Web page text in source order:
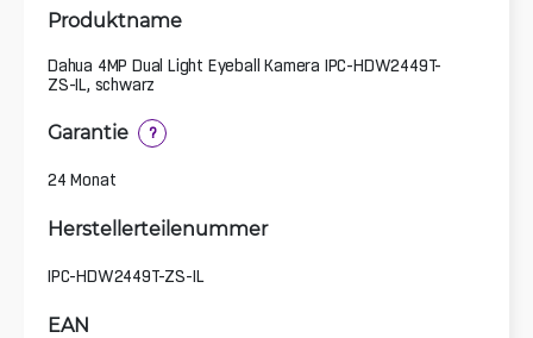
Produktname
Dahua 4MP Dual Light Eyeball Kamera IPC-HDW2449T-
ZS-IL, schwarz
Garantie ?
24 Monat
Herstellerteilenummer
IPC-HDW2449T-ZS-IL
EAN